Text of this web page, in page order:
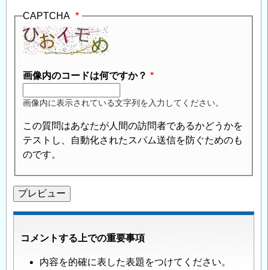
CAPTCHA
画像内のコードは何ですか？
画像内に表示されている文字列を入力してください。
この質問はあなたが人間の訪問者であるかどうかを
テストし、自動化されたスパム送信を防ぐためのも
のです。
コメントする上での重要事項
内容を的確に表した表題をつけてください。